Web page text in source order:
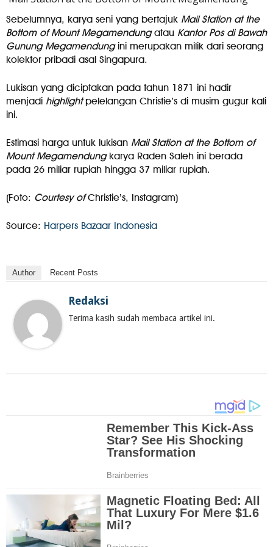
Sebelumnya, karya seni yang bertajuk Mail Station at the
Bottom of Mount Megamendungatau Kantor Pos di Bawah
Gunung Megamendungini merupakan milik dari seorang
kolektor pribadi asal Singapura.
Lukisan yang diciptakan pada tahun 1871 ini hadir
menjadi highlightpelelangan Christie’s di musim gugur kali
ini.
Estimasi harga untuk lukisan Mail Station at the Bottom of
Mount Megamendungkarya Raden Saleh ini berada
pada 26 miliar rupiah hingga 37 miliar rupiah.
(Foto: Courtesy ofChristie’s, Instagram)
Source: Harpers Bazaar Indonesia
Author Recent Posts
Redaksi
Terima kasih sudah membaca artikel ini.